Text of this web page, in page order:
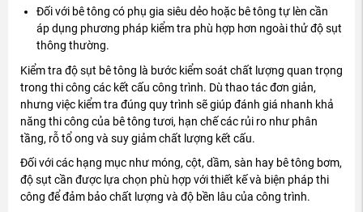
Đối với bê tông có phụ gia siêu dẻo hoặc bê tông tự lèn cần
áp dụng phương pháp kiểm tra phù hợp hơn ngoài thử độ sụt
thông thường.
Kiểm tra độ sụt bê tông là bước kiểm soát chất lượng quan trọng
trong thi công các kết cấu công trình. Dù thao tác đơn giản,
nhưng việc kiểm tra đúng quy trình sẽ giúp đánh giá nhanh khả
năng thi công của bê tông tươi, hạn chế các rủi ro như phân
tầng, rỗ tổ ong và suy giảm chất lượng kết cấu.
Đối với các hạng mục như móng, cột, dầm, sàn hay bê tông bơm,
độ sụt cần được lựa chọn phù hợp với thiết kế và biện pháp thi
công để đảm bảo chất lượng và độ bền lâu của công trình.